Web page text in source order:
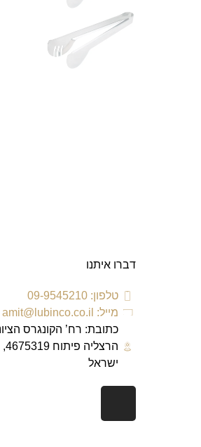
דברו איתנו
טלפון: 09-9545210
מייל: amit@lubinco.co.il
כתובת: רח’ הקונגרס הציוני
הרצליה פיתוח 4675319,
ישראל